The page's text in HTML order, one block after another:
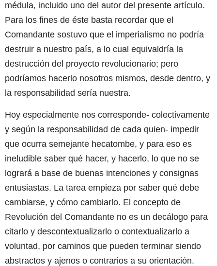
médula, incluido uno del autor del presente artículo.
Para los fines de éste basta recordar que el
Comandante sostuvo que el imperialismo no podría
destruir a nuestro país, a lo cual equivaldría la
destrucción del proyecto revolucionario; pero
podríamos hacerlo nosotros mismos, desde dentro, y
la responsabilidad sería nuestra.
Hoy especialmente nos corresponde- colectivamente
y según la responsabilidad de cada quien- impedir
que ocurra semejante hecatombe, y para eso es
ineludible saber qué hacer, y hacerlo, lo que no se
logrará a base de buenas intenciones y consignas
entusiastas. La tarea empieza por saber qué debe
cambiarse, y cómo cambiarlo. El concepto de
Revolución del Comandante no es un decálogo para
citarlo y descontextualizarlo o contextualizarlo a
voluntad, por caminos que pueden terminar siendo
abstractos y ajenos o contrarios a su orientación.